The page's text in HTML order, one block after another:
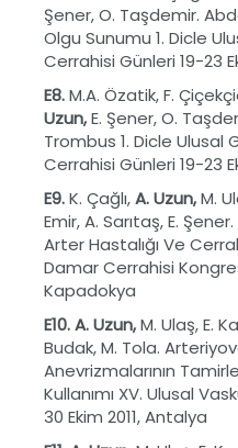
Şener, O. Taşdemir.
Olgu Sunumu 1. Dicle
Cerrahisi Günleri 19-23
E8.M.A. Özatik, F.
Uzun,E. Şener, O.
Trombus 1. Dicle Ulusal
Cerrahisi Günleri 19-23
E9.K. Çağlı,A. Uzun,M.
Emir, A. Sarıtaş, E.
Arter Hastalığı Ve
Damar Cerrahisi
Kapadokya
E10. A. Uzun,M. Ulaş, E.
Budak, M. Tola.
Anevrizmalarının
Kullanımı XV. Ulusal
30 Ekim 2011, Antalya